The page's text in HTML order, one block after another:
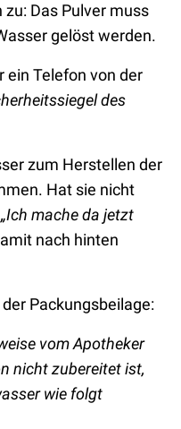
Das Pulver muss
gelöst werden.
ein Telefon von der
des
zum Herstellen der
Hat sie nicht
„Ich mache da jetzt
nach hinten
Packungsbeilage:
vom Apotheker
nicht zubereitet ist,
wie folgt